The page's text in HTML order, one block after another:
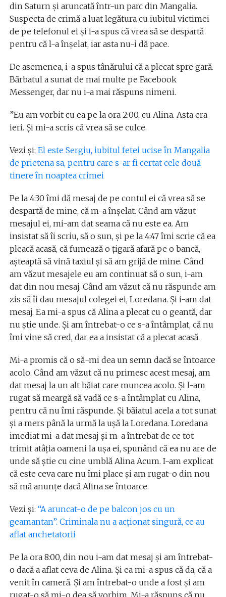
din Saturn şi aruncată într-un parc din Mangalia.
Suspecta de crimă a luat legătura cu iubitul victimei
de pe telefonul ei și i-a spus că vrea să se despartă
pentru că l-a înșelat, iar asta nu-i dă pace.
De asemenea, i-a spus tânărului că a plecat spre gară.
Bărbatul a sunat de mai multe pe Facebook
Messenger, dar nu i-a mai răspuns nimeni.
”Eu am vorbit cu ea pe la ora 2:00, cu Alina. Asta era
ieri. Și mi-a scris că vrea să se culce.
Vezi și: El este Sergiu, iubitul fetei ucise în Mangalia
de prietena sa, pentru care s-ar fi certat cele două
tinere în noaptea crimei
Pe la 4:30 îmi dă mesaj de pe contul ei că vrea să se
despartă de mine, că m-a înșelat. Când am văzut
mesajul ei, mi-am dat seama că nu este ea. Am
insistat să îi scriu, să o sun, și pe la 4:47 îmi scrie că ea
pleacă acasă, că fumează o țigară afară pe o bancă,
așteaptă să vină taxiul și să am grijă de mine. Când
am văzut mesajele eu am continuat să o sun, i-am
dat din nou mesaj. Când am văzut că nu răspunde am
zis să îi dau mesajul colegei ei, Loredana. Și i-am dat
mesaj. Ea mi-a spus că Alina a plecat cu o geantă, dar
nu știe unde. Și am întrebat-o ce s-a întâmplat, că nu
îmi vine să cred, dar ea a insistat că a plecat acasă.
Mi-a promis că o să-mi dea un semn dacă se întoarce
acolo. Când am văzut că nu primesc acest mesaj, am
dat mesaj la un alt băiat care muncea acolo. Și l-am
rugat să meargă să vadă ce s-a întâmplat cu Alina,
pentru că nu îmi răspunde. Și băiatul acela a tot sunat
și a mers până la urmă la ușă la Loredana. Loredana
imediat mi-a dat mesaj și m-a întrebat de ce tot
trimit atâția oameni la ușa ei, spunând că ea nu are de
unde să știe cu cine umblă Alina Acum. I-am explicat
că este ceva care nu îmi place și am rugat-o din nou
să mă anunțe dacă Alina se întoarce.
Vezi și: “A aruncat-o de pe balcon jos cu un
geamantan”. Criminala nu a acționat singură, ce au
aflat anchetatorii
Pe la ora 8:00, din nou i-am dat mesaj și am întrebat-
o dacă a aflat ceva de Alina. Și ea mi-a spus că da, că a
venit în cameră. Și am întrebat-o unde a fost și am
rugat-o să mi-o dea să vorbim. Mi-a răspuns că nu